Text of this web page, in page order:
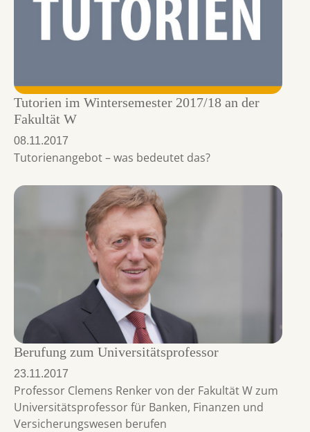
Tutorien im Wintersemester 2017/18 an der
Fakultät W
08.11.2017
Tutorienangebot – was bedeutet das?
Berufung zum Universitätsprofessor
23.11.2017
Professor Clemens Renker von der Fakultät W zum
Universitätsprofessor für Banken, Finanzen und
Versicherungswesen berufen